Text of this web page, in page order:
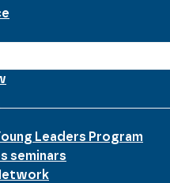
Leaders Program
seminars